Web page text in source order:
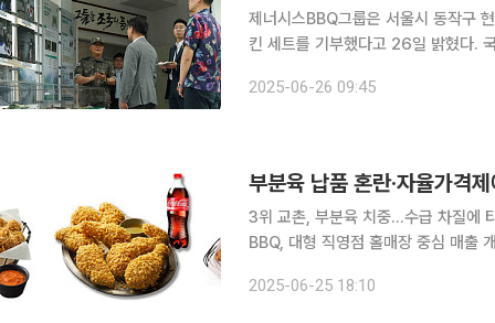
제너시스BBQ그룹은 서울시 동작구
킨 세트를 기부했다고 26일 밝혔다. 국유단은 2000년 6·25전쟁 50주년 기념 사업의 일환으로 시
족의 품으로 돌려보내는 임무를 수행
2025-06-26 09:45
부분육 납품 혼란·자율가격
3위 교촌, 부분육 치중...수급 차질에
BBQ, 대형 직영점 홀매장 중심 매출 개선...글로벌 인지도↑
3위로 내려앉은 후 격차가 벌어지며
2025-06-25 18:10